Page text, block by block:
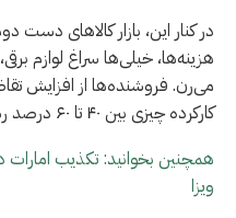
در کنار این، بازار کالاهای دست
هزینه‌ها، خیلی‌ها سراغ لوازم
می‌رن. فروشنده‌ها از افزایش
کارکرده چیزی بین ۴۰ تا ۶۰ درصد رشد داشته.
همچنین بخوانید: تکذیب امارات
ویزا